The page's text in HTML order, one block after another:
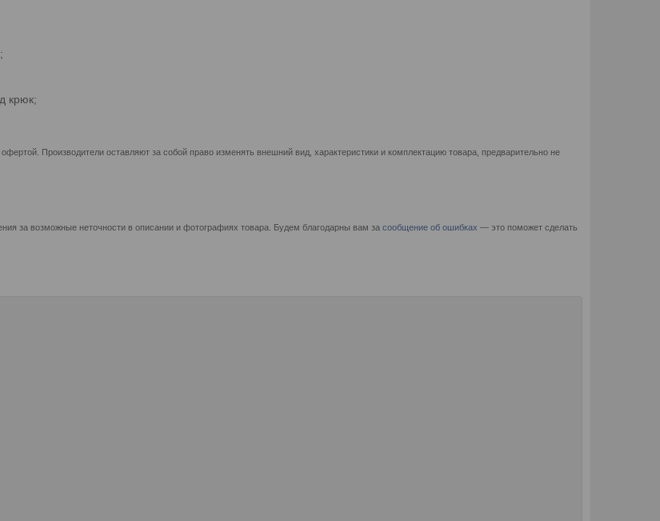
крюк;
Производители оставляют за собой право изменять внешний вид, характеристики и комплектацию товара, предварительно не
за возможные неточности в описании и фотографиях товара. Будем благодарны вам за сообщение об ошибках — это поможет сделать